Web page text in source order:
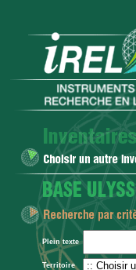
Plein texte
Territoire